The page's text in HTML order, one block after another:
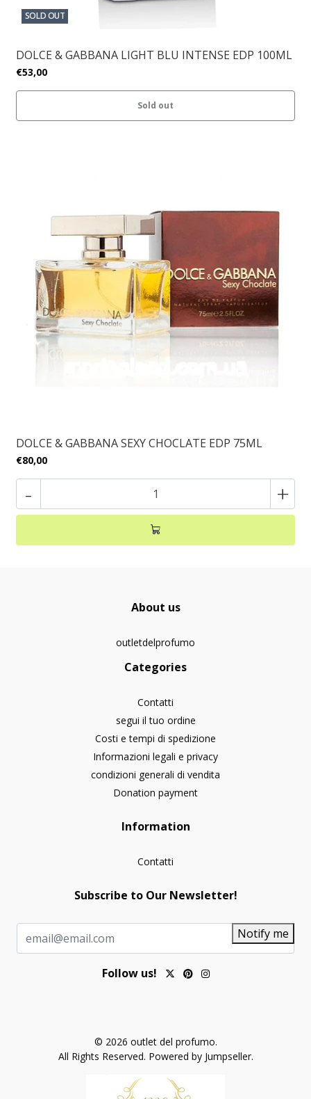
SOLD OUT
DOLCE & GABBANA LIGHT BLU INTENSE EDP 100ML
€53,00
Sold out
DOLCE & GABBANA SEXY CHOCLATE EDP 75ML
€80,00
- +
About us
outletdelprofumo
Categories
Contatti
segui il tuo ordine
Costi e tempi di spedizione
Informazioni legali e privacy
condizioni generali di vendita
Donation payment
Information
Contatti
Subscribe to Our Newsletter!
Notify me
Follow us!
© 2026 outlet del profumo.
All Rights Reserved. Powered by Jumpseller.